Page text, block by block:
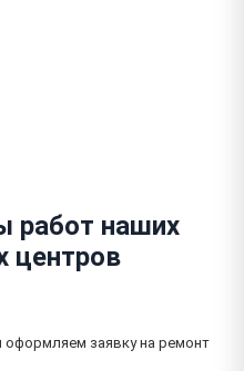
работ наших
центров
оформляем заявку на ремонт